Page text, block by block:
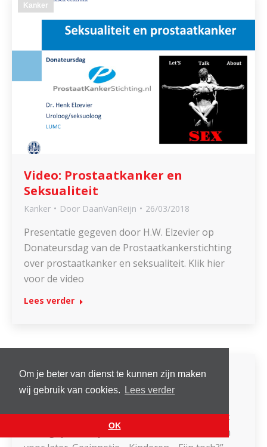
Om je beter van dienst te kunnen zijn maken
wij gebruik van cookies.
Lees verder
OK
Kanker
Video: Prostaatkanker en
Seksualiteit
Kanker Door DaanVanReijn 26/03/2018
Presentatie gegeven door H.W. Elzevier op
Donateursdag van de Prostaatkankerstichting
over prostaatkanker en seksualiteit. Klik hier
voor de video
Lees verder
Bloggebrood
Vruchtbaarheid DoorDaanVanReijn
“Oh, ja, wat erg. Maar zaadjes invriezen is echt
belangrijk hoor, je weet maar nooit! Misschien